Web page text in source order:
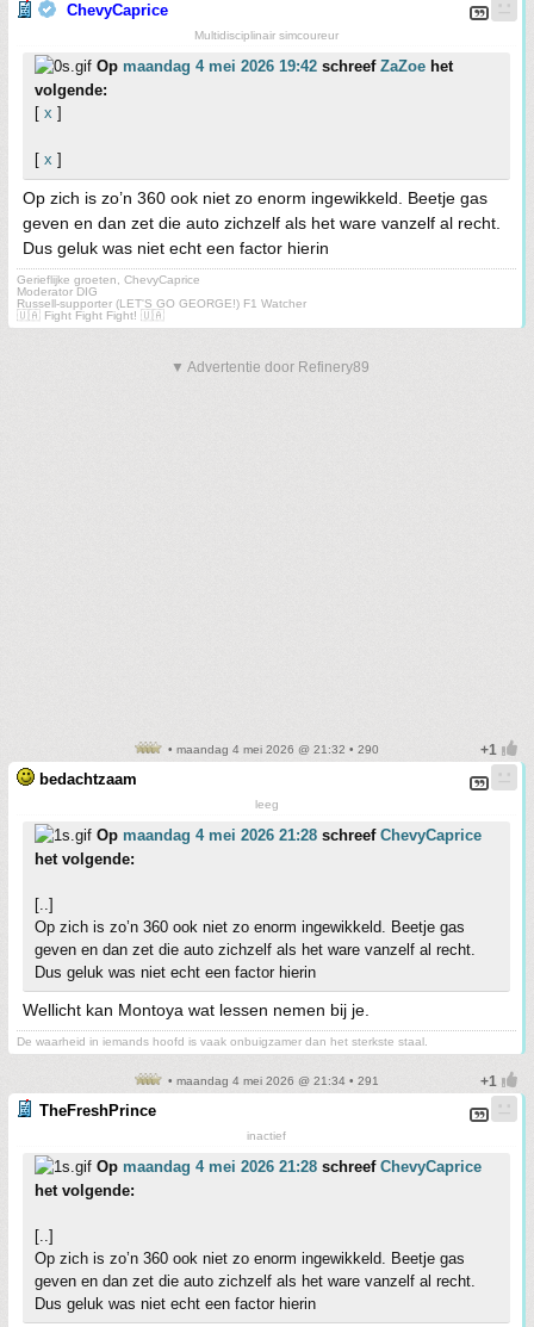
ChevyCaprice
Multidisciplinair simcoureur
Op maandag 4 mei 2026 19:42 schreef ZaZoe het
volgende:
[ x ]
[ x ]
Op zich is zo’n 360 ook niet zo enorm ingewikkeld. Beetje gas
geven en dan zet die auto zichzelf als het ware vanzelf al recht.
Dus geluk was niet echt een factor hierin
Gerieflijke groeten, ChevyCaprice
Moderator DIG
Russell-supporter (LET'S GO GEORGE!) F1 Watcher
🇺🇦 Fight Fight Fight! 🇺🇦
▼ Advertentie door Refinery89
• maandag 4 mei 2026 @ 21:32 • 290
bedachtzaam
leeg
Op maandag 4 mei 2026 21:28 schreef ChevyCaprice
het volgende:
[..]
Op zich is zo’n 360 ook niet zo enorm ingewikkeld. Beetje gas
geven en dan zet die auto zichzelf als het ware vanzelf al recht.
Dus geluk was niet echt een factor hierin
Wellicht kan Montoya wat lessen nemen bij je.
De waarheid in iemands hoofd is vaak onbuigzamer dan het sterkste staal.
• maandag 4 mei 2026 @ 21:34 • 291
TheFreshPrince
inactief
Op maandag 4 mei 2026 21:28 schreef ChevyCaprice
het volgende:
[..]
Op zich is zo’n 360 ook niet zo enorm ingewikkeld. Beetje gas
geven en dan zet die auto zichzelf als het ware vanzelf al recht.
Dus geluk was niet echt een factor hierin